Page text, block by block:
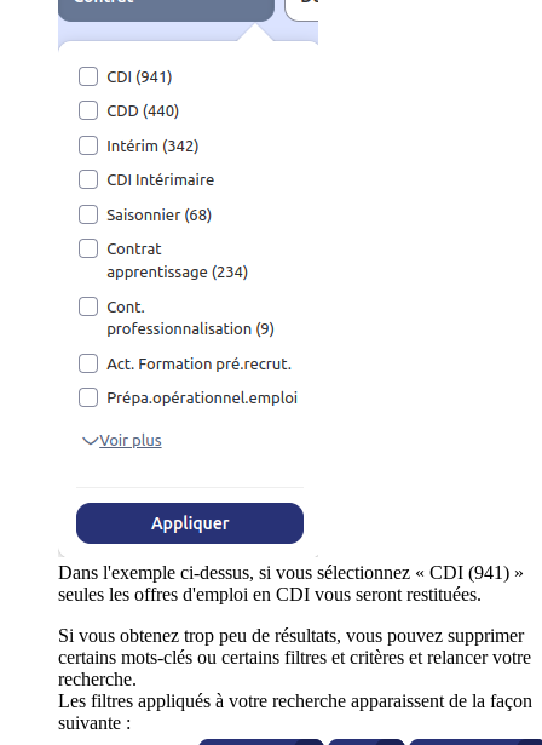
Dans l'exemple ci-dessus, si vous sélectionnez « CDI (941) »
seules les offres d'emploi en CDI vous seront restituées.
Si vous obtenez trop peu de résultats, vous pouvez supprimer
certains mots-clés ou certains filtres et critères et relancer votre
recherche.
Les filtres appliqués à votre recherche apparaissent de la façon
suivante :